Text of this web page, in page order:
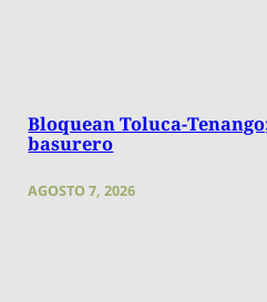
Bloquean Toluca-
basurero
AGOSTO 7, 2026